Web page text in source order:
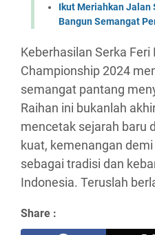
Ikut Meriahkan Jalan
Bangun Semangat
Keberhasilan Serka
Championship 2024
semangat pantang
Raihan ini bukanlah
mencetak sejarah baru
kuat, kemenangan
sebagai tradisi dan
Indonesia. Teruslah
Share :